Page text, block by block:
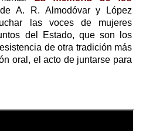
A. R. Almodóvar y López
las voces de mujeres
del Estado, que son los
de otra tradición más
oral, el acto de juntarse para